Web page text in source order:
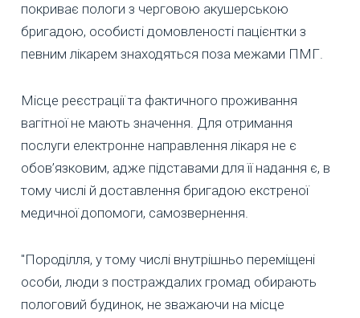
покриває пологи з черговою акушерською
бригадою, особисті домовленості пацієнтки з
певним лікарем знаходяться поза межами ПМГ.
Місце реєстрації та фактичного проживання
вагітної не мають значення. Для отримання
послуги електронне направлення лікаря не є
обов’язковим, адже підставами для її надання є, в
тому числі й доставлення бригадою екстреної
медичної допомоги, самозвернення.
"Породілля, у тому числі внутрішньо переміщені
особи, люди з постраждалих громад обирають
пологовий будинок, не зважаючи на місце